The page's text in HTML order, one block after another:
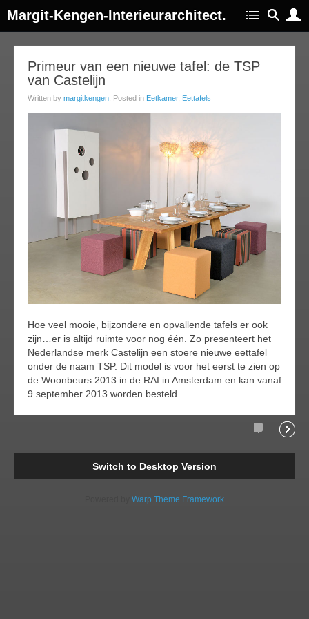
Margit-Kengen-Interieurarchitect.
Primeur van een nieuwe tafel: de TSP
van Castelijn
Written by margitkengen . Posted in Eetkamer, Eettafels
Hoe veel mooie, bijzondere en opvallende tafels er ook
zijn…er is altijd ruimte voor nog één. Zo presenteert het
Nederlandse merk Castelijn een stoere nieuwe eettafel
onder de naam TSP. Dit model is voor het eerst te zien op
de Woonbeurs 2013 in de RAI in Amsterdam en kan vanaf
9 september 2013 worden besteld.
Comments
Switch to Desktop Version
Warp Theme Framework